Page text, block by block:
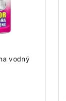
vodný